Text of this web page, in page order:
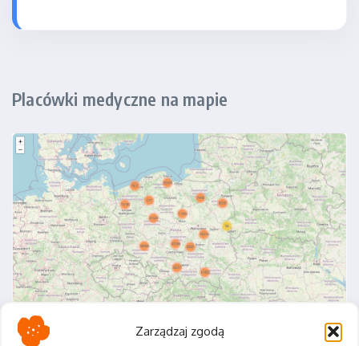
Zarządzaj zgodą
Placówki medyczne na mapie